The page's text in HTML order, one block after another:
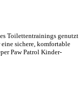
Toilettentrainings genutzt
sichere, komfortable
Paw Patrol Kinder-